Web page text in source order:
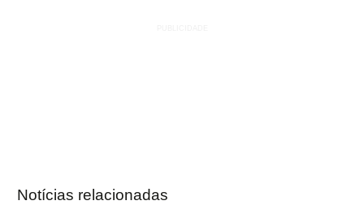
Notícias relacionadas